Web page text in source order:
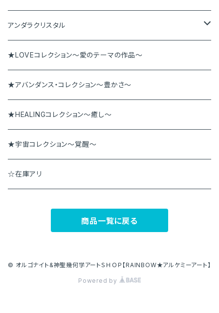
ブレスレット
ペンダント
その他
アンダラクリスタル
アンダラペンダント
アンダラブレス
★LOVEコレクション～愛のテーマの作品～
★アバンダンス・コレクション～豊かさ～
★HEALINGコレクション～癒し～
★宇宙コレクション～覚醒～
☆在庫アリ
商品一覧に戻る
© オルゴナイト&神聖幾何学アートＳＨＯＰ【RAINBOW★アルケミーアート】
Powered by